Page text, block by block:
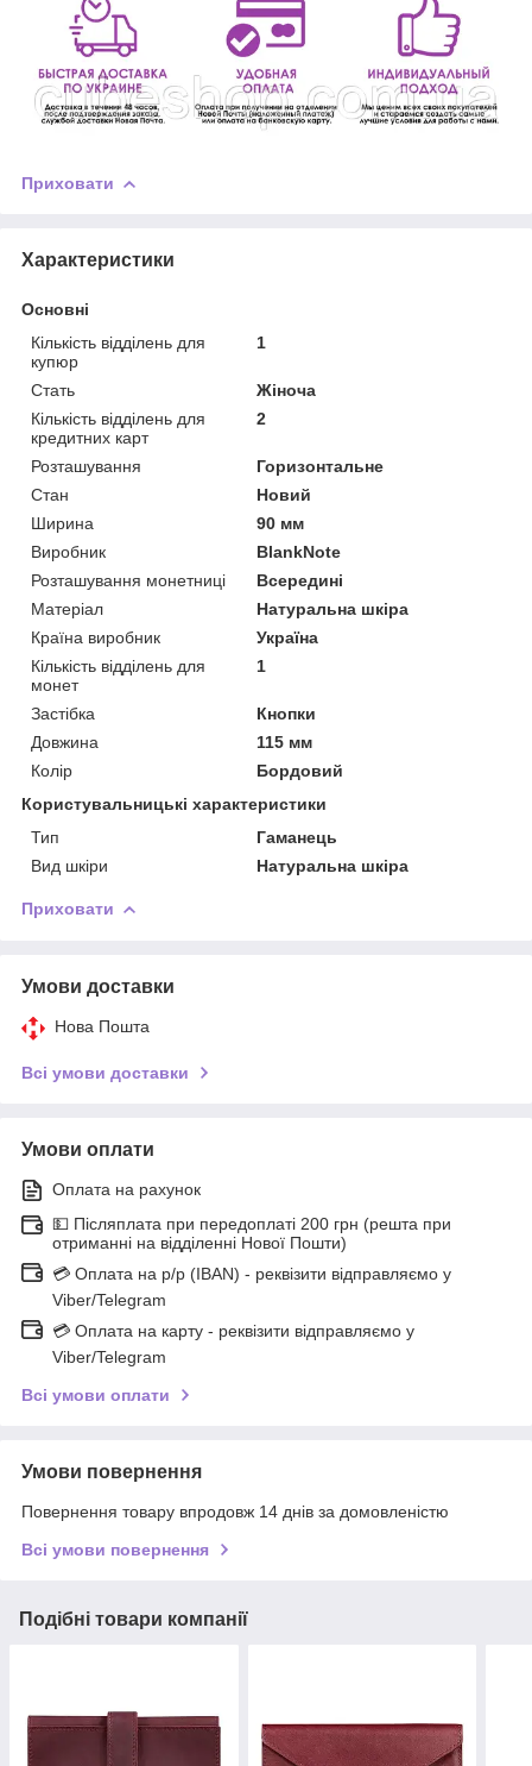
Приховати
Характеристики
Основні
Кількість відділень для
купюр
1
Стать
Жіноча
Кількість відділень для
кредитних карт
2
Розташування
Горизонтальне
Стан
Новий
Ширина
90 мм
Виробник
BlankNote
Розташування монетниці
Всередині
Матеріал
Натуральна шкіра
Країна виробник
Україна
Кількість відділень для
монет
1
Застібка
Кнопки
Довжина
115 мм
Колір
Бордовий
Користувальницькі характеристики
Тип
Гаманець
Вид шкіри
Натуральна шкіра
Приховати
Умови доставки
Нова Пошта
Всі умови доставки
Умови оплати
Оплата на рахунок
💵 Післяплата при передоплаті 200 грн (решта при
отриманні на відділенні Нової Пошти)
💳 Оплата на р/р (IBAN) - реквізити відправляємо у
Viber/Telegram
💳 Оплата на карту - реквізити відправляємо у
Viber/Telegram
Всі умови оплати
Умови повернення
Повернення товару впродовж 14 днів за домовленістю
Всі умови повернення
Подібні товари компанії